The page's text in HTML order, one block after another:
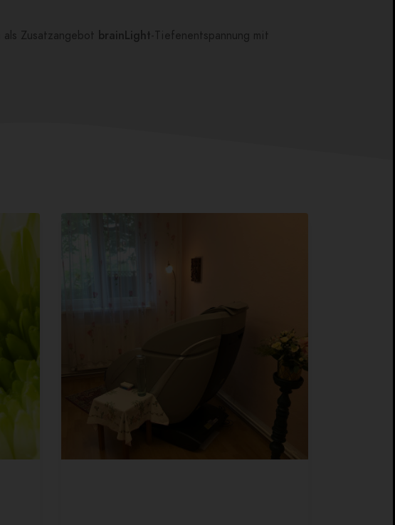
als Zusatzangebot brainLight-Tiefenentspannung mit